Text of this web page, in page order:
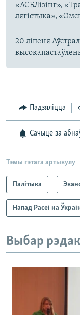
«АСБЛізінг»,
лягістыка»,
20 ліпеня
Падзяліцца
Сачыце за
Тэмы гэтага артыкулу
Палітыка
Напад Расеі на
Выбар